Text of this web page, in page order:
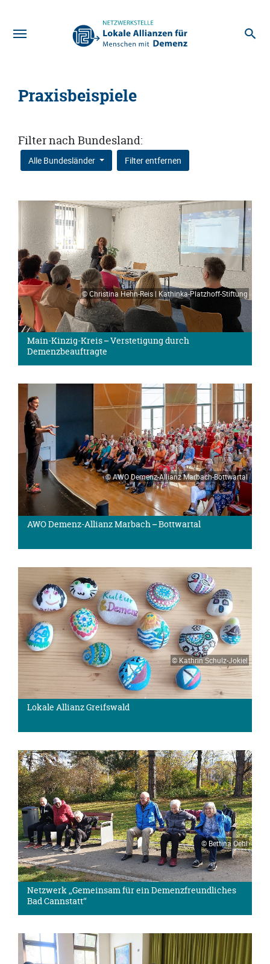
Praxisbeispiele
Filter nach Bundesland:
Alle Bundesländer Filter entfernen
© Christina Hehn-Reis | Kathinka-Platzhoff-Stiftung
Main-Kinzig-Kreis – Verstetigung durch
Demenzbeauftragte
© AWO Demenz-Allianz Marbach-Bottwartal
AWO Demenz-Allianz Marbach – Bottwartal
© Kathrin Schulz-Jokiel
Lokale Allianz Greifswald
© Bettina Oehl
Netzwerk „Gemeinsam für ein Demenzfreundliches
Bad Cannstatt“